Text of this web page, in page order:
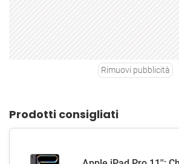
Rimuovi pubblicità
Prodotti consigliati